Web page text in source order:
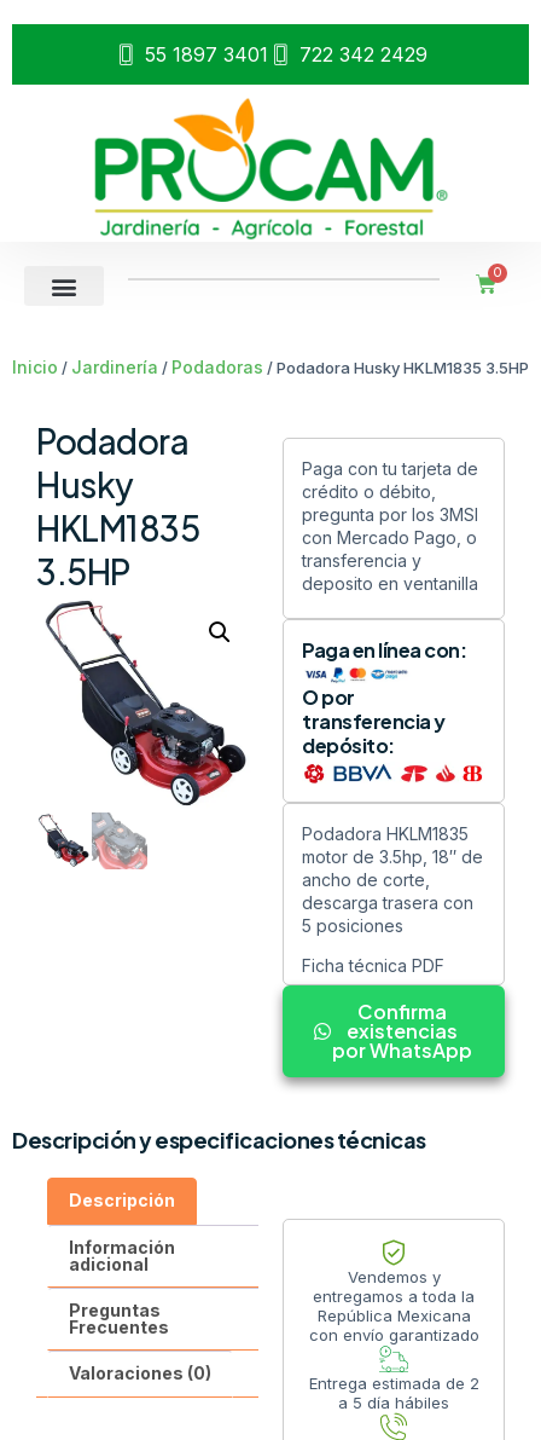
55 1897 3401 722 342 2429
0
Inicio / Jardinería / Podadoras / Podadora Husky HKLM1835 3.5HP
Podadora
Husky
HKLM1835
3.5HP
Paga con tu tarjeta de
crédito o débito,
pregunta por los 3MSI
con Mercado Pago, o
transferencia y
deposito en ventanilla
Paga en línea con:
O por
transferencia y
depósito:
Podadora HKLM1835
motor de 3.5hp, 18″ de
ancho de corte,
descarga trasera con
5 posiciones
Ficha técnica PDF
Confirma
existencias
por WhatsApp
Descripción y especificaciones técnicas
Descripción
Información
adicional
Preguntas
Frecuentes
Valoraciones (0)
Vendemos y
entregamos a toda la
República Mexicana
con envío garantizado
Entrega estimada de 2
a 5 día hábiles